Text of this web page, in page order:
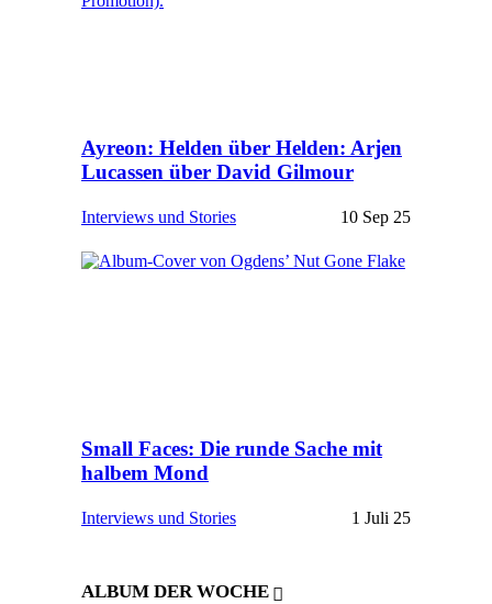
Ayreon: Helden über Helden: Arjen
Lucassen über David Gilmour
Interviews und Stories 10 Sep 25
Small Faces: Die runde Sache mit
halbem Mond
Interviews und Stories 1 Juli 25
ALBUM DER WOCHE